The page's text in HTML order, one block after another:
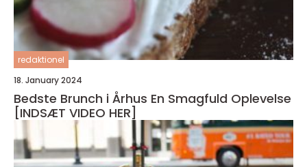
redaktionel
18. January 2024
Bedste Brunch i Århus En Smagfuld Oplevelse
[INDSÆT VIDEO HER]